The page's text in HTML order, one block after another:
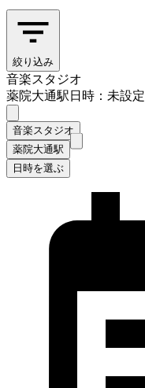
絞り込み
音楽スタジオ
薬院大通駅日時：未設定
音楽スタジオ
薬院大通駅
日時を選ぶ